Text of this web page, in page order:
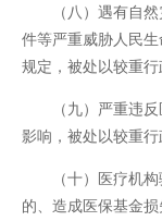
（八）遇有自
件等严重威胁人民
规定，被处以较重行
（九）严重违
影响，被处以较重行
（十）医疗机
的、造成医保基金